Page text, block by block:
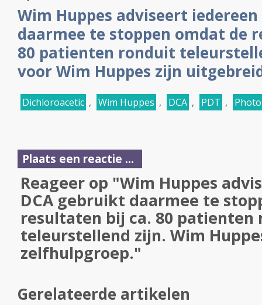
Wim Huppes adviseert
daarmee te stoppen omdat de
80 patienten ronduit
voor Wim Huppes zijn
Dichloroacetic , Wim Huppes , DCA , PDT ,
Plaats een reactie ...
Reageer op "Wim Huppes
DCA gebruikt daarmee te
resultaten bij ca. 80 patienten
teleurstellend zijn. Wim
zelfhulpgroep."
Gerelateerde artikelen